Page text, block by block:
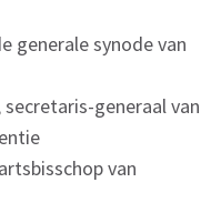
generale synode van
generaal van
van